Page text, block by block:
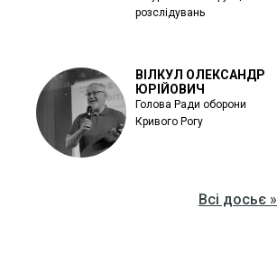
розслідувань
ВІЛКУЛ ОЛЕКСАНДР
ЮРІЙОВИЧ
Голова Ради оборони
Кривого Рогу
Всі досьє »